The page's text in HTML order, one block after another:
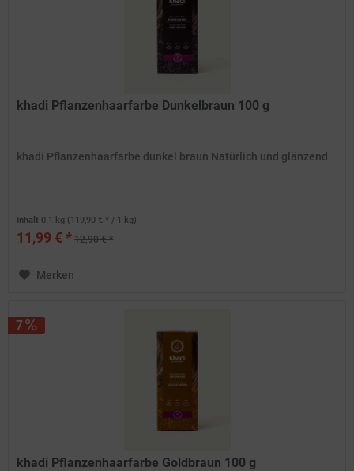
khadi Pflanzenhaarfarbe Dunkelbraun 100 g
khadi Pflanzenhaarfarbe dunkel braun Natürlich und glänzend
Inhalt 0.1 kg (119,90 € * / 1 kg)
11,99 € * 12,90 € *
Merken
7
khadi Pflanzenhaarfarbe Goldbraun 100 g